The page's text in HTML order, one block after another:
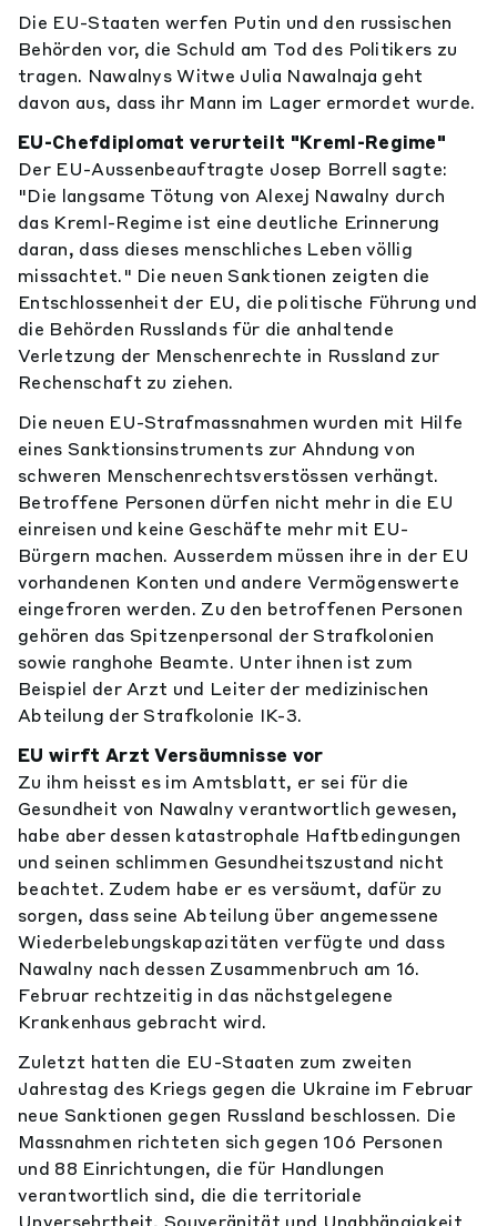
Die EU-Staaten werfen Putin und den russischen
Behörden vor, die Schuld am Tod des Politikers zu
tragen. Nawalnys Witwe Julia Nawalnaja geht
davon aus, dass ihr Mann im Lager ermordet wurde.
EU-Chefdiplomat verurteilt "Kreml-Regime"
Der EU-Aussenbeauftragte Josep Borrell sagte:
"Die langsame Tötung von Alexej Nawalny durch
das Kreml-Regime ist eine deutliche Erinnerung
daran, dass dieses menschliches Leben völlig
missachtet." Die neuen Sanktionen zeigten die
Entschlossenheit der EU, die politische Führung und
die Behörden Russlands für die anhaltende
Verletzung der Menschenrechte in Russland zur
Rechenschaft zu ziehen.
Die neuen EU-Strafmassnahmen wurden mit Hilfe
eines Sanktionsinstruments zur Ahndung von
schweren Menschenrechtsverstössen verhängt.
Betroffene Personen dürfen nicht mehr in die EU
einreisen und keine Geschäfte mehr mit EU-
Bürgern machen. Ausserdem müssen ihre in der EU
vorhandenen Konten und andere Vermögenswerte
eingefroren werden. Zu den betroffenen Personen
gehören das Spitzenpersonal der Strafkolonien
sowie ranghohe Beamte. Unter ihnen ist zum
Beispiel der Arzt und Leiter der medizinischen
Abteilung der Strafkolonie IK-3.
EU wirft Arzt Versäumnisse vor
Zu ihm heisst es im Amtsblatt, er sei für die
Gesundheit von Nawalny verantwortlich gewesen,
habe aber dessen katastrophale Haftbedingungen
und seinen schlimmen Gesundheitszustand nicht
beachtet. Zudem habe er es versäumt, dafür zu
sorgen, dass seine Abteilung über angemessene
Wiederbelebungskapazitäten verfügte und dass
Nawalny nach dessen Zusammenbruch am 16.
Februar rechtzeitig in das nächstgelegene
Krankenhaus gebracht wird.
Zuletzt hatten die EU-Staaten zum zweiten
Jahrestag des Kriegs gegen die Ukraine im Februar
neue Sanktionen gegen Russland beschlossen. Die
Massnahmen richteten sich gegen 106 Personen
und 88 Einrichtungen, die für Handlungen
verantwortlich sind, die die territoriale
Unversehrtheit, Souveränität und Unabhängigkeit